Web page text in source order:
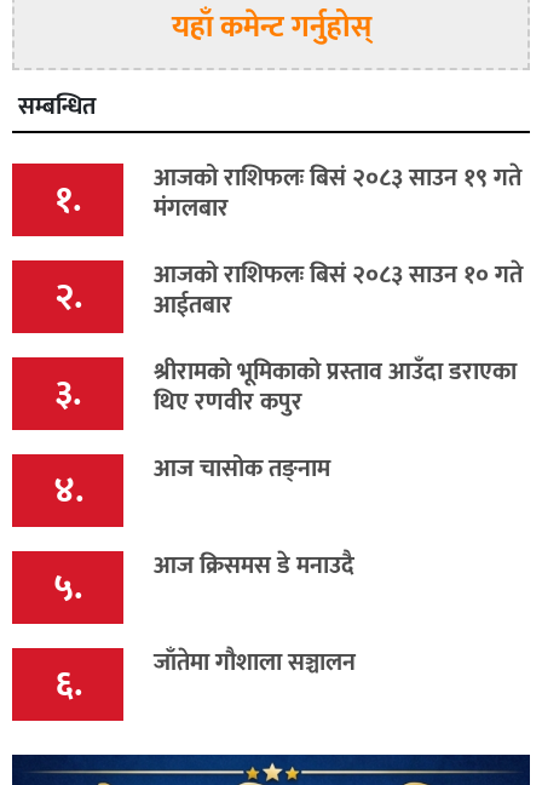
यहाँ कमेन्ट गर्नुहोस्
सम्बन्धित
१. आजको राशिफलः बिसं २०८३ साउन १९ गते
मंगलबार
२. आजको राशिफलः बिसं २०८३ साउन १० गते
आईतबार
३. श्रीरामको भूमिकाको प्रस्ताव आउँदा डराएका
थिए रणवीर कपुर
४. आज चासोक तङ्नाम
५. आज क्रिसमस डे मनाउदै
६. जाँतेमा गौशाला सञ्चालन